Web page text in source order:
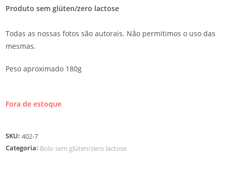
Produto sem glúten/zero lactose
Todas as nossas fotos são autorais. Não permitimos o uso das
mesmas.
Peso aproximado 180g
Fora de estoque
SKU:402-7
Categoria: Bolo sem glúten/zero lactose